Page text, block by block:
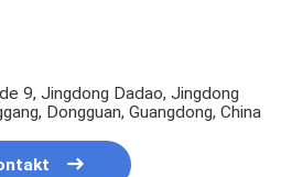
9, Jingdong Dadao, Jingdong
Dongguan, Guangdong, China